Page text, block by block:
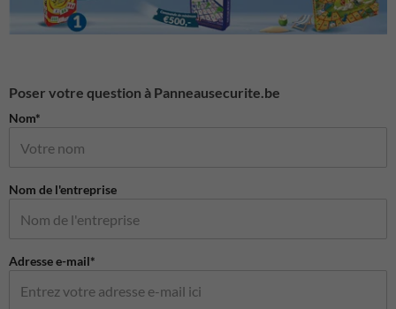
Poser votre question à Panneausecurite.be
Nom*
Nom de l'entreprise
Adresse e-mail*